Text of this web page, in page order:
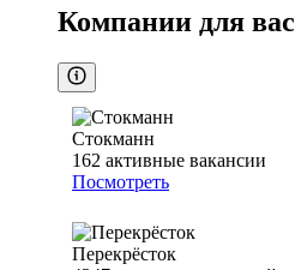
Компании для вас
Стокманн
162 активные вакансии
Посмотреть
Перекрёсток